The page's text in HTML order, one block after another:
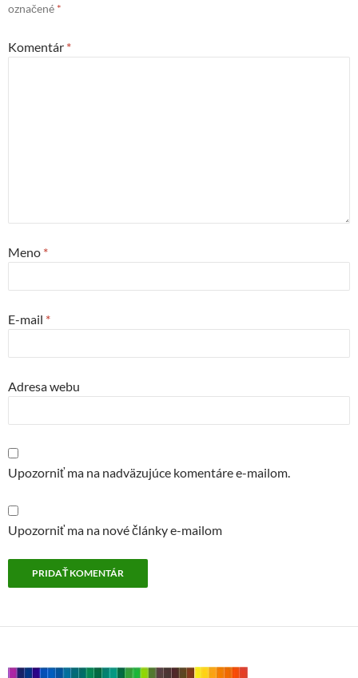
označené *
Komentár *
Meno *
E-mail *
Adresa webu
Upozorniť ma na nadväzujúce komentáre e-mailom.
Upozorniť ma na nové články e-mailom